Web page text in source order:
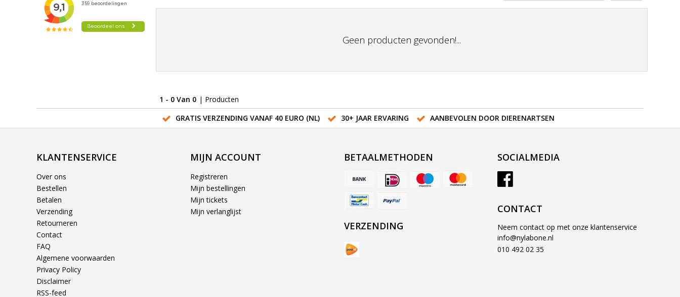
Geen producten gevonden!...
1 - 0 Van 0 | Producten
GRATIS VERZENDING VANAF 40 EURO (NL)
30+ JAAR ERVARING AANBEVOLEN DOOR DIERENARTSEN
KLANTENSERVICE
Over ons
Bestellen
Betalen
Verzending
Retourneren
Contact
FAQ
Algemene voorwaarden
Privacy Policy
Disclaimer
RSS-feed
MIJN ACCOUNT
Registreren
Mijn bestellingen
Mijn tickets
Mijn verlanglijst
BETAALMETHODEN
VERZENDING
SOCIALMEDIA
CONTACT
Neem contact op met onze klantenservice
info@nylabone.nl
010 492 02 35